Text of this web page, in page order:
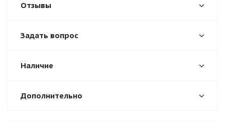
Отзывы
Задать вопрос
Наличие
Дополнительно